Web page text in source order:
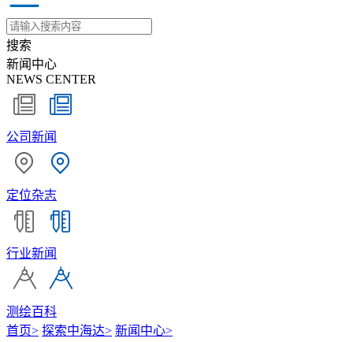
搜索
新闻中心
NEWS CENTER
公司新闻
定位杂志
行业新闻
测绘百科
首页> 探索中海达> 新闻中心>